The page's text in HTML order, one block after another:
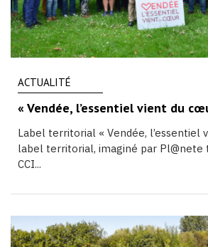
ACTUALITÉ
« Vendée, l’essentiel vient du
Label territorial « Vendée, l’essentiel
label territorial, imaginé par Pl@nete
CCI...